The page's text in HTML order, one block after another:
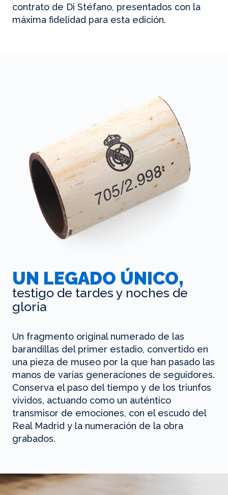
contrato de Di Stéfano, presentados con la
máxima fidelidad para esta edición.
UN LEGADO ÚNICO,
testigo de tardes y noches de
gloria
Un fragmento original numerado de las
barandillas del primer estadio, convertido en
una pieza de museo por la que han pasado las
manos de varias generaciones de seguidores.
Conserva el paso del tiempo y de los triunfos
vividos, actuando como un auténtico
transmisor de emociones, con el escudo del
Real Madrid y la numeración de la obra
grabados.